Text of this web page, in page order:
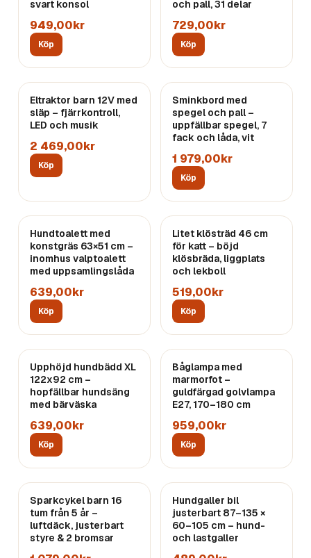
svart konsol
949,00kr
Köp
och pall, 31 delar
729,00kr
Köp
Eltraktor barn 12V med
släp – fjärrkontroll,
LED och musik
2 469,00kr
Köp
Sminkbord med
spegel och pall –
uppfällbar spegel, 7
fack och låda, vit
1 979,00kr
Köp
Hundtoalett med
konstgräs 63×51 cm –
inomhus valptoalett
med uppsamlingslåda
639,00kr
Köp
Litet klösträd 46 cm
för katt – böjd
klösbräda, liggplats
och lekboll
519,00kr
Köp
Upphöjd hundbädd XL
122x92 cm –
hopfällbar hundsäng
med bärväska
639,00kr
Köp
Båglampa med
marmorfot –
guldfärgad golvlampa
E27, 170–180 cm
959,00kr
Köp
Sparkcykel barn 16
tum från 5 år –
luftdäck, justerbart
styre & 2 bromsar
Hundgaller bil
justerbart 87–135 ×
60–105 cm – hund-
och lastgaller